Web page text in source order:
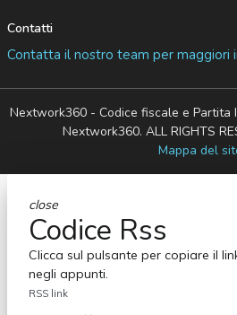
Contatti
Contatta il nostro team per maggiori
Nextwork360 - Codice fiscale e
Nextwork360. ALL RIGHTS
Mappa del
close
Codice Rss
Clicca sul pulsante per copiare il
negli appunti.
RSS link